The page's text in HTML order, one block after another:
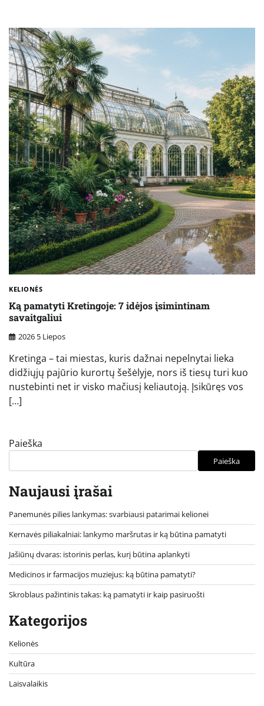
KELIONĖS
Ką pamatyti Kretingoje: 7 idėjos įsimintinam
savaitgaliui
2026 5 Liepos
Kretinga – tai miestas, kuris dažnai nepelnytai lieka
didžiųjų pajūrio kurortų šešėlyje, nors iš tiesų turi kuo
nustebinti net ir visko mačiusį keliautoją. Įsikūręs vos
[…]
Paieška
Paieška
Naujausi įrašai
Panemunės pilies lankymas: svarbiausi patarimai kelionei
Kernavės piliakalniai: lankymo maršrutas ir ką būtina pamatyti
Jašiūnų dvaras: istorinis perlas, kurį būtina aplankyti
Medicinos ir farmacijos muziejus: ką būtina pamatyti?
Skroblaus pažintinis takas: ką pamatyti ir kaip pasiruošti
Kategorijos
Kelionės
Kultūra
Laisvalaikis